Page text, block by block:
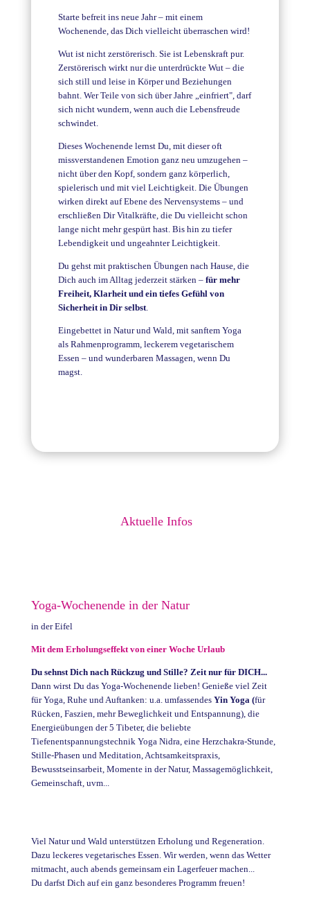
Starte befreit ins neue Jahr – mit einem
Wochenende, das Dich vielleicht überraschen wird!
Wut ist nicht zerstörerisch. Sie ist Lebenskraft pur.
Zerstörerisch wirkt nur die unterdrückte Wut – die
sich still und leise in Körper und Beziehungen
bahnt. Wer Teile von sich über Jahre „einfriert", darf
sich nicht wundern, wenn auch die Lebensfreude
schwindet.
Dieses Wochenende lernst Du, mit dieser oft
missverstandenen Emotion ganz neu umzugehen –
nicht über den Kopf, sondern ganz körperlich,
spielerisch und mit viel Leichtigkeit. Die Übungen
wirken direkt auf Ebene des Nervensystems – und
erschließen Dir Vitalkräfte, die Du vielleicht schon
lange nicht mehr gespürt hast. Bis hin zu tiefer
Lebendigkeit und ungeahnter Leichtigkeit.
Du gehst mit praktischen Übungen nach Hause, die
Dich auch im Alltag jederzeit stärken – für mehr
Freiheit, Klarheit und ein tiefes Gefühl von
Sicherheit in Dir selbst.
Eingebettet in Natur und Wald, mit sanftem Yoga
als Rahmenprogramm, leckerem vegetarischem
Essen – und wunderbaren Massagen, wenn Du
magst.
Aktuelle Infos
Yoga-Wochenende in der Natur
in der Eifel
Mit dem Erholungseffekt von einer Woche Urlaub
Du sehnst Dich nach Rückzug und Stille? Zeit nur für DICH...
Dann wirst Du das Yoga-Wochenende lieben! Genieße viel Zeit
für Yoga, Ruhe und Auftanken: u.a. umfassendes Yin Yoga (für
Rücken, Faszien, mehr Beweglichkeit und Entspannung), die
Energieübungen der 5 Tibeter, die beliebte
Tiefenentspannungstechnik Yoga Nidra, eine Herzchakra-Stunde,
Stille-Phasen und Meditation, Achtsamkeitspraxis,
Bewusstseinsarbeit, Momente in der Natur, Massagemöglichkeit,
Gemeinschaft, uvm...
Viel Natur und Wald unterstützen Erholung und Regeneration.
Dazu leckeres vegetarisches Essen. Wir werden, wenn das Wetter
mitmacht, auch abends gemeinsam ein Lagerfeuer machen...
Du darfst Dich auf ein ganz besonderes Programm freuen!